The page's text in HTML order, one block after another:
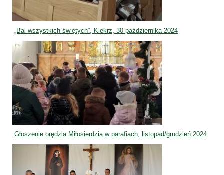
„Bal wszystkich świętych”, Kiekrz, 30 października 2024
Głoszenie orędzia Miłosierdzia w parafiach, listopad/grudzień 2024